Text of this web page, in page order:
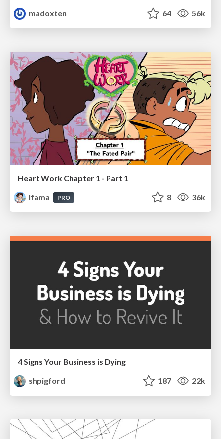
madoxten
64 56k
Heart Work Chapter 1 - Part 1
lfama
PRO 8 36k
4 Signs Your Business is Dying
shpigford
187 22k